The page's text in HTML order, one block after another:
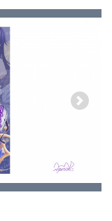
Next